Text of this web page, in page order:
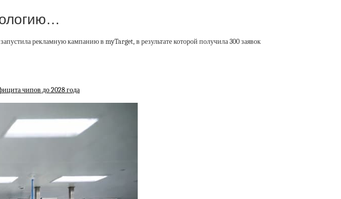
рекламную кампанию в myTarget, в результате которой получила 300 заявок
чипов до 2028 года